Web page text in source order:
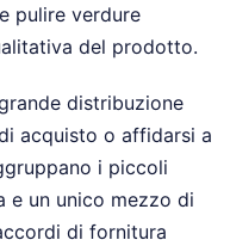
pulire verdure
del prodotto.
distribuzione
acquisto o affidarsi a
i piccoli
un unico mezzo di
di fornitura